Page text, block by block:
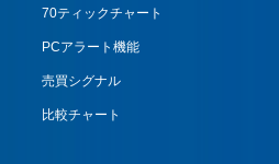
70ティックチャート
PCアラート機能
売買シグナル
比較チャート